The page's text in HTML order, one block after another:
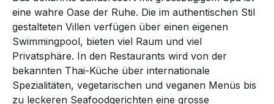
eine wahre Oase der Ruhe. Die im authentischen Stil
gestalteten Villen verfügen über einen eigenen
Swimmingpool, bieten viel Raum und viel
Privatsphäre. In den Restaurants wird von der
bekannten Thai-Küche über internationale
Spezialitäten, vegetarischen und veganen Menüs bis
zu leckeren Seafoodgerichten eine grosse